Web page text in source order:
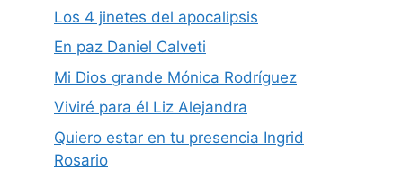
Los 4 jinetes del apocalipsis
En paz Daniel Calveti
Mi Dios grande Mónica Rodríguez
Viviré para él Liz Alejandra
Quiero estar en tu presencia Ingrid
Rosario